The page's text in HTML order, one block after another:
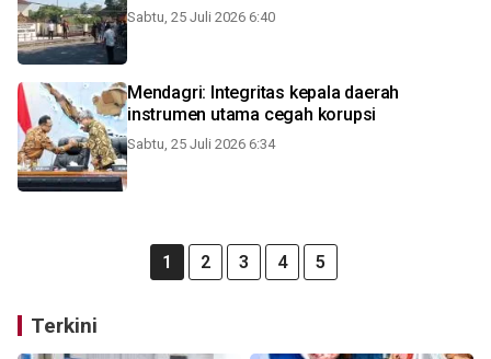
Sabtu, 25 Juli 2026 6:40
Mendagri: Integritas kepala daerah
instrumen utama cegah korupsi
Sabtu, 25 Juli 2026 6:34
1 2 3 4 5
Terkini